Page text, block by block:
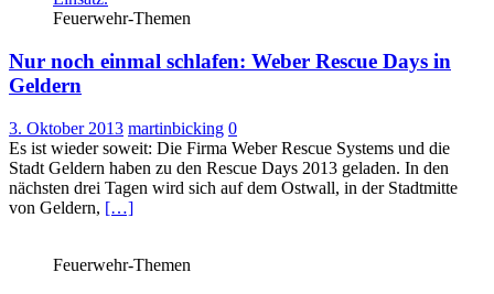
Feuerwehr-Themen
Nur noch einmal schlafen: Weber Rescue Days in
Geldern
3. Oktober 2013 martinbicking 0
Es ist wieder soweit: Die Firma Weber Rescue Systems und die
Stadt Geldern haben zu den Rescue Days 2013 geladen. In den
nächsten drei Tagen wird sich auf dem Ostwall, in der Stadtmitte
von Geldern, […]
Feuerwehr-Themen